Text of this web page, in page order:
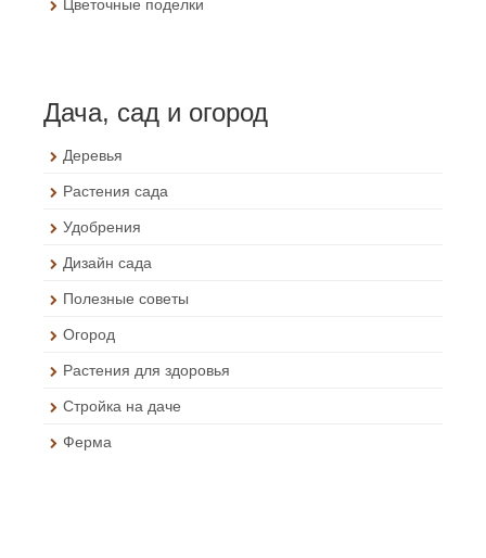
Цветочные поделки
Дача, сад и огород
Деревья
Растения сада
Удобрения
Дизайн сада
Полезные советы
Огород
Растения для здоровья
Стройка на даче
Ферма